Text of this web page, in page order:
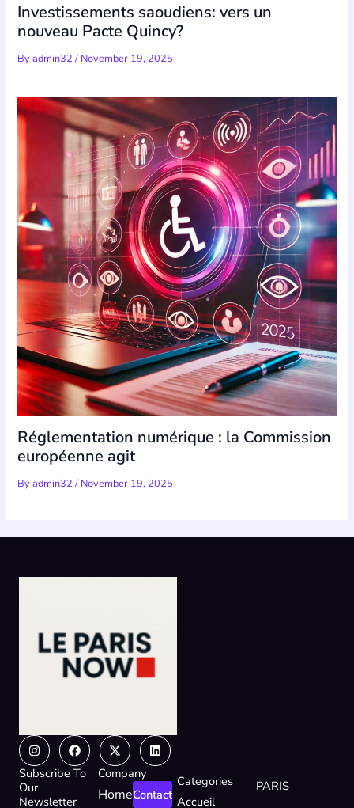
Investissements saoudiens: vers un
nouveau Pacte Quincy?
Byadmin32/ November 19, 2025
Réglementation numérique : la Commission
européenne agit
Byadmin32/ November 19, 2025
InstagramFacebook
X-
twitter
Linkedin
Subscribe To
Our
Newsletter
Company
HomeContact
Categories
Accueil
PARIS